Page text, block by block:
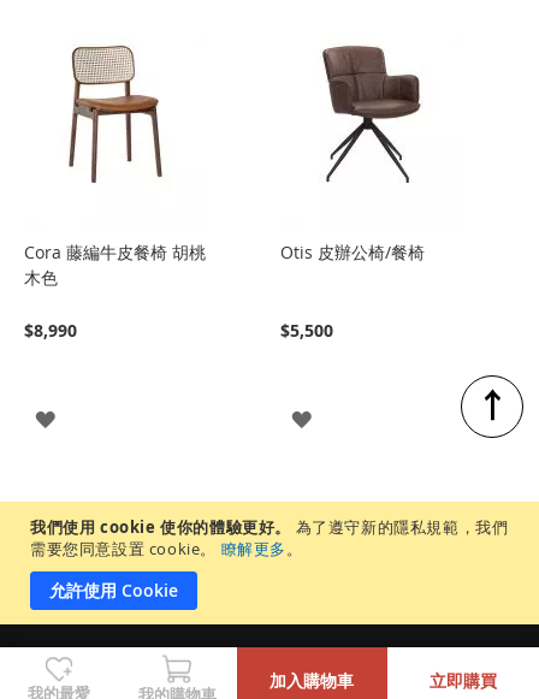
我們使用 cookie 使你的體驗更好。
為了遵守新的隱私規範，我們
需要您同意設置 cookie。
瞭解更多。
允許使用 Cookie
Cora 藤編牛皮餐椅 胡桃
木色
$8,990
登
Otis 皮辦公椅/餐椅
$5,500
登
↑
我的最愛 我的購物車
加入購物車 立即購買
+
-
居家先生股份有限公司 |統一編號 65905937 ©Copyright 2022 by MR.
LIVING. All Rights Reserved.